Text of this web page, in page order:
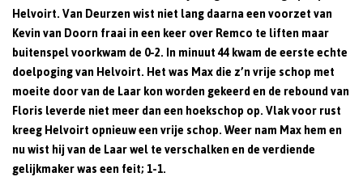
Helvoirt. Van Deurzen wist niet lang daarna een voorzet van
Kevin van Doorn fraai in een keer over Remco te liften maar
buitenspel voorkwam de 0-2. In minuut 44 kwam de eerste echte
doelpoging van Helvoirt. Het was Max die z’n vrije schop met
moeite door van de Laar kon worden gekeerd en de rebound van
Floris leverde niet meer dan een hoekschop op. Vlak voor rust
kreeg Helvoirt opnieuw een vrije schop. Weer nam Max hem en
nu wist hij van de Laar wel te verschalken en de verdiende
gelijkmaker was een feit; 1-1.